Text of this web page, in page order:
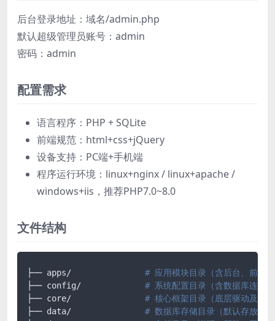
后台登录地址：域名/admin.php
默认超级管理员账号：admin
密码：admin
配置需求
语言程序：PHP + SQLite
前端规范：html+css+jQuery
设备支持：PC端+手机端
程序运行环境：linux+nginx / linux+apache /
windows+iis，推荐PHP7.0~8.0
文件结构
# 应用模块目录（含后台、前台
# 系统配置目录（含数据库连接
# 核心框架目录（底层驱动及框
# 数据库存储目录（默认存放